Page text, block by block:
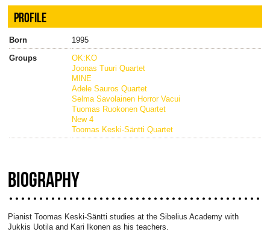
PROFILE
Born
1995
Groups
OK:KO
Joonas Tuuri Quartet
MINE
Adele Sauros Quartet
Selma Savolainen Horror Vacui
Tuomas Ruokonen Quartet
New 4
Toomas Keski-Säntti Quartet
BIOGRAPHY
Pianist Toomas Keski-Säntti studies at the Sibelius Academy with
Jukkis Uotila and Kari Ikonen as his teachers.